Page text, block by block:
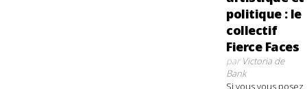
politique : le
collectif
Fierce Faces
parVictoria de
Bank
Si vous vous posez